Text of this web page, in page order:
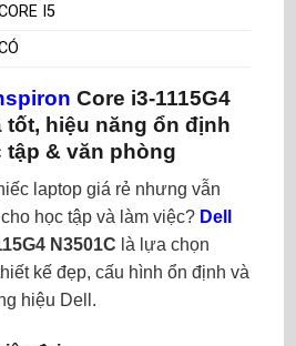
I5
Core i3-1115G4
tốt, hiệu năng ổn định
tập & văn phòng
laptop giá rẻ nhưng vẫn
học tập và làm việc? Dell
N3501C là lựa chọn
kế đẹp, cấu hình ổn định và
hiệu Dell.